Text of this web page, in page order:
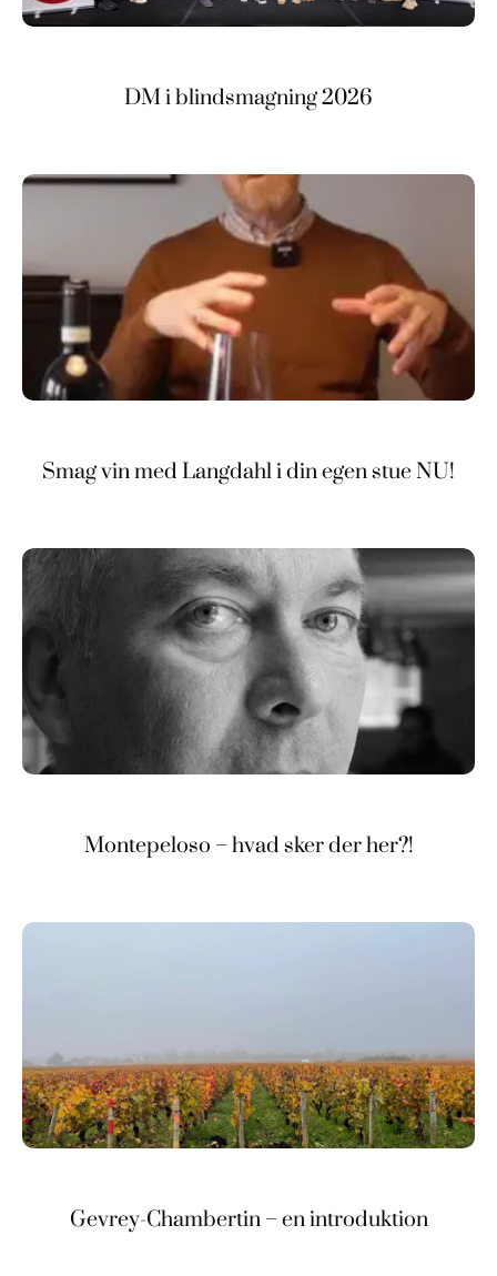
DM i blindsmagning 2026
Smag vin med Langdahl i din egen stue NU!
Montepeloso – hvad sker der her?!
Gevrey-Chambertin – en introduktion